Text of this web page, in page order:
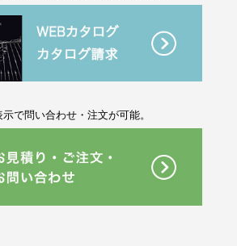
示で問い合わせ・注文が可能。